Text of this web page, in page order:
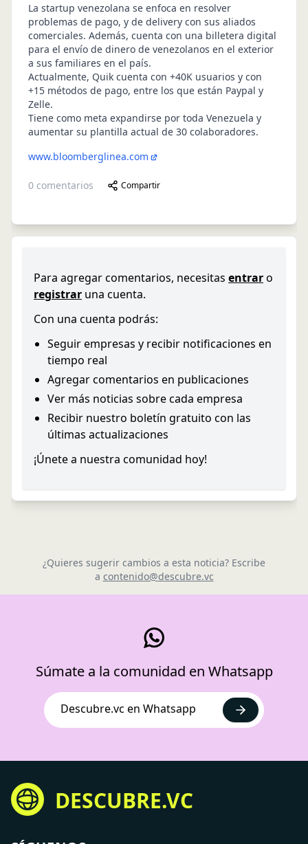
La startup venezolana se enfoca en resolver
problemas de pago, y de delivery con sus aliados
comerciales. Además, cuenta con una billetera digital
para el envío de dinero de venezolanos en el exterior
a sus familiares en el país.
Actualmente, Quik cuenta con +40K usuarios y con
+15 métodos de pago, entre los que están Paypal y
Zelle.
Tiene como meta expandirse por toda Venezuela y
aumentar su plantilla actual de 30 colaboradores.
www.bloomberglinea.com
0 comentarios Compartir
Para agregar comentarios, necesitas entraro
registrar una cuenta.
Con una cuenta podrás:
Seguir empresas y recibir notificaciones en
tiempo real
Agregar comentarios en publicaciones
Ver más noticias sobre cada empresa
Recibir nuestro boletín gratuito con las
últimas actualizaciones
¡Únete a nuestra comunidad hoy!
¿Quieres sugerir cambios a esta noticia? Escribe
a contenido@descubre.vc
Súmate a la comunidad en Whatsapp
Descubre.vc en Whatsapp
DESCUBRE.VC